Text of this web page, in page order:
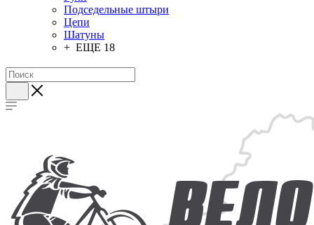
Подседельные штыри
Цепи
Шатуны
+ ЕЩЕ 18